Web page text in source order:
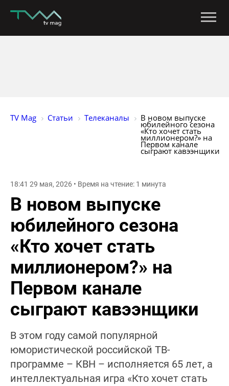
TV Mag Статьи Телеканалы В новом выпуске
юбилейного сезона
«Кто хочет стать
миллионером?» на
Первом канале
сыграют кавээнщики
18:41 29 мая, 2026 • Время на чтение: 1 минута
В новом выпуске
юбилейного сезона
«Кто хочет стать
миллионером?» на
Первом канале
сыграют кавээнщики
В этом году самой популярной
юмористической российской ТВ-
программе – КВН – исполняется 65 лет, а
интеллектуальная игра «Кто хочет стать